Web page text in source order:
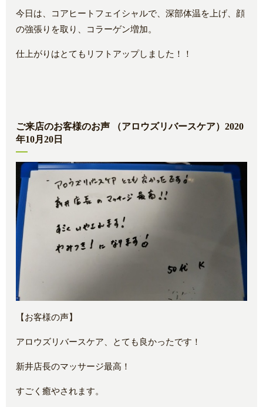
今日は、コアヒートフェイシャルで、深部体温を上げ、顔
の強張りを取り、コラーゲン増加。
仕上がりはとてもリフトアップしました！！
ご来店のお客様のお声 （アロウズリバースケア）2020
年10月20日
【お客様の声】
アロウズリバースケア、とても良かったです！
新井店長のマッサージ最高！
すごく癒やされます。